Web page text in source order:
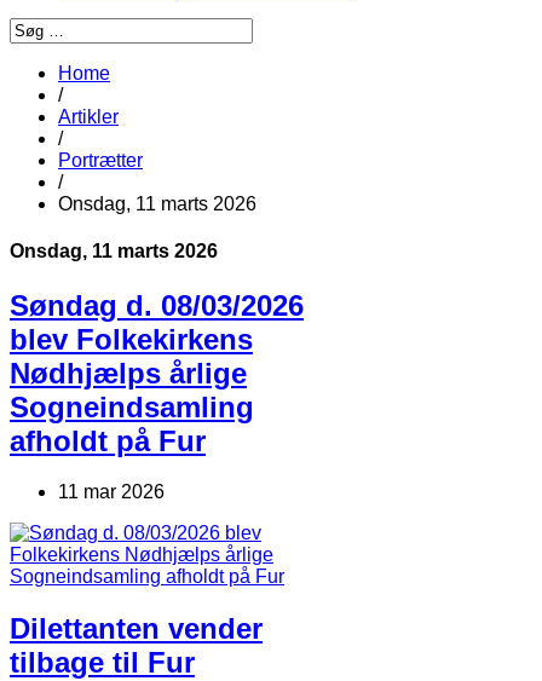
Home
/
Artikler
/
Portrætter
/
Onsdag, 11 marts 2026
Onsdag, 11 marts 2026
Søndag d. 08/03/2026
blev Folkekirkens
Nødhjælps årlige
Sogneindsamling
afholdt på Fur
11 mar 2026
Dilettanten vender
tilbage til Fur